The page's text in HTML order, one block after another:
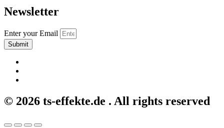
Newsletter
Enter your Email
Submit
© 2026 ts-effekte.de . All rights reserved